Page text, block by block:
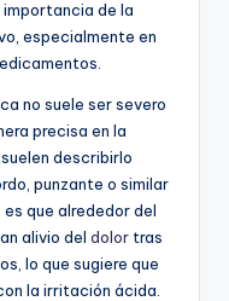
de la
especialmente en
no suele ser severo
precisa en la
describirlo
punzante o similar
que alrededor del
alivio del dolor tras
lo que sugiere que
la irritación ácida.